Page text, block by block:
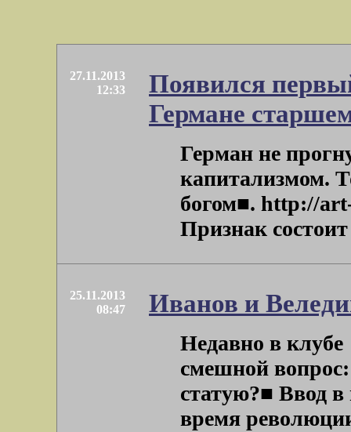
27.11.2013
12:33
Появился
Германе
Герман не
капитализмом.
богом■. http://
Признак
25.11.2013
08:47
Иванов и
Недавно в клубе
смешной
статую?■ Ввод
время